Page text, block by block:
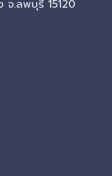
จ.ลพบุรี 15120